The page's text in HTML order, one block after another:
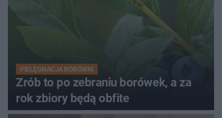
PIELĘGNACJA BORÓWKI
Zrób to po zebraniu borówek, a za
rok zbiory będą obfite